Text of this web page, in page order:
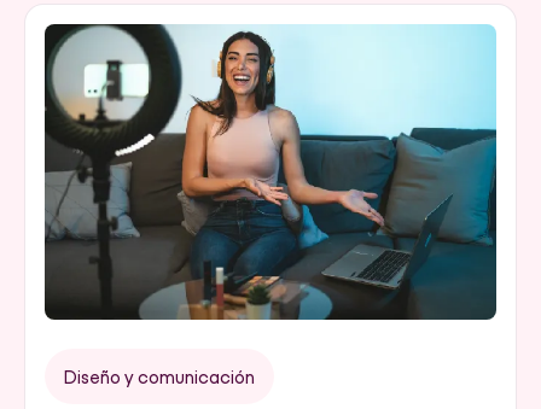
Diseño y comunicación